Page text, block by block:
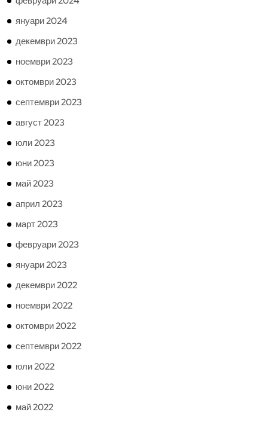
януари 2024
декември 2023
ноември 2023
октомври 2023
септември 2023
август 2023
юли 2023
юни 2023
май 2023
април 2023
март 2023
февруари 2023
януари 2023
декември 2022
ноември 2022
октомври 2022
септември 2022
юли 2022
юни 2022
май 2022